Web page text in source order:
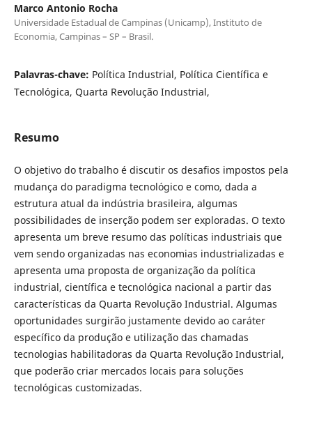
Marco Antonio Rocha
Universidade Estadual de Campinas (Unicamp), Instituto de
Economia, Campinas – SP – Brasil.
Palavras-chave: Política Industrial, Política Científica e
Tecnológica, Quarta Revolução Industrial,
Resumo
O objetivo do trabalho é discutir os desafios impostos pela
mudança do paradigma tecnológico e como, dada a
estrutura atual da indústria brasileira, algumas
possibilidades de inserção podem ser exploradas. O texto
apresenta um breve resumo das políticas industriais que
vem sendo organizadas nas economias industrializadas e
apresenta uma proposta de organização da política
industrial, científica e tecnológica nacional a partir das
características da Quarta Revolução Industrial. Algumas
oportunidades surgirão justamente devido ao caráter
específico da produção e utilização das chamadas
tecnologias habilitadoras da Quarta Revolução Industrial,
que poderão criar mercados locais para soluções
tecnológicas customizadas.